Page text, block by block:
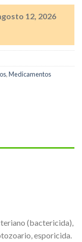
12, 2026
,Medicamentos
(bactericida),
esporicida.